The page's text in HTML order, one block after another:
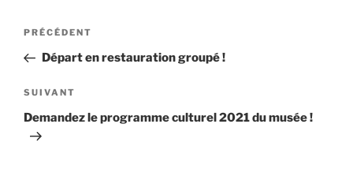
Navigation
l’article
Article
précédent
PRÉCÉDENT
Départ en restauration groupé !
Article
suivant
SUIVANT
Demandez le programme culturel 2021 du musée !